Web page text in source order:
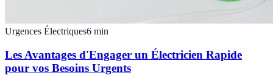
Urgences Électriques6 min
Les Avantages d'Engager un Électricien Rapide
pour vos Besoins Urgents